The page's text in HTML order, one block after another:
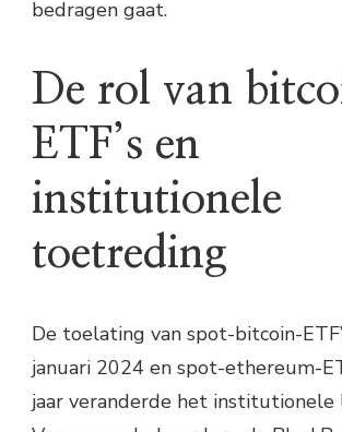
bedragen gaat.
De rol van
ETF’s en
institutionele
toetreding
De toelating van spot-bitcoin-
januari 2024 en spot-ethereum-
jaar veranderde het institutionele